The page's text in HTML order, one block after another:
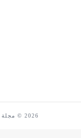
2026 © مجلة المدينة الاخبارية